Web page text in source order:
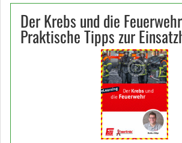
Der Krebs und die Feuerwehr
Praktische Tipps zur